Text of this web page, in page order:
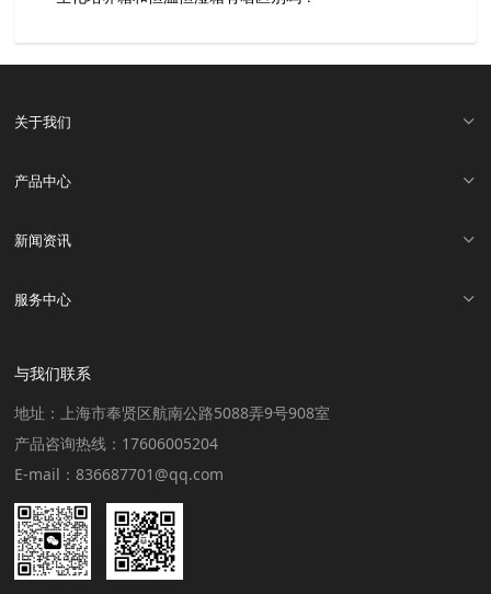
关于我们
产品中心
新闻资讯
服务中心
与我们联系
地址：上海市奉贤区航南公路5088弄9号908室
产品咨询热线：17606005204
E-mail：836687701@qq.com